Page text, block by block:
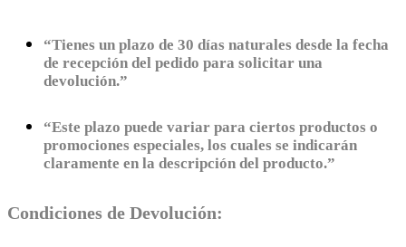
“Tienes un plazo de 30 días naturales desde la fecha
de recepción del pedido para solicitar una
devolución.”
“Este plazo puede variar para ciertos productos o
promociones especiales, los cuales se indicarán
claramente en la descripción del producto.”
Condiciones de Devolución: